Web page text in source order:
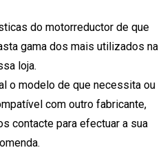
do motorreductor de que
gama dos mais utilizados na
loja.
o modelo de que necessita ou
com outro fabricante,
contacte para efectuar a sua